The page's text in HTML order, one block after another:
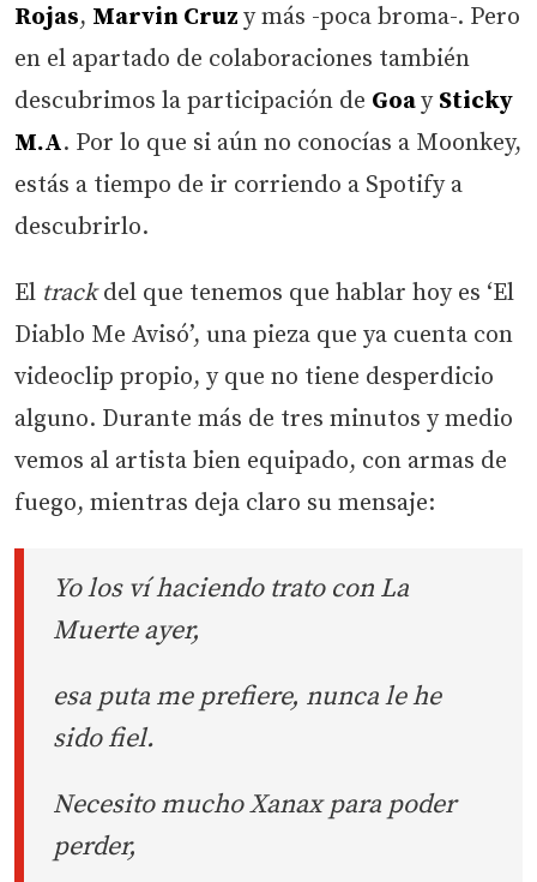
Rojas, Marvin Cruz y más -poca broma-. Pero
en el apartado de colaboraciones también
descubrimos la participación de Goay Sticky
M.A. Por lo que si aún no conocías a Moonkey,
estás a tiempo de ir corriendo a Spotify a
descubrirlo.
El trackdel que tenemos que hablar hoy es ‘El
Diablo Me Avisó’, una pieza que ya cuenta con
videoclip propio, y que no tiene desperdicio
alguno. Durante más de tres minutos y medio
vemos al artista bien equipado, con armas de
fuego, mientras deja claro su mensaje:
Yo los ví haciendo trato con La
Muerte ayer,
esa puta me prefiere, nunca le he
sido fiel.
Necesito mucho Xanax para poder
perder,